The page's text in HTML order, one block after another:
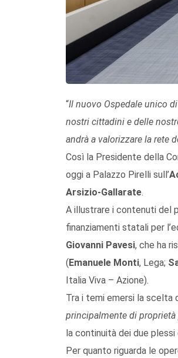
“Il nuovo Ospedale unico
nostri cittadini e delle
andrà a valorizzare la rete
Così la Presidente della
oggi a Palazzo Pirelli sull’
Arsizio-Gallarate.
A illustrare i contenuti del
finanziamenti statali per
Giovanni Pavesi, che ha
(Emanuele Monti, Lega;
Italia Viva – Azione).
Tra i temi emersi la scelta
principalmente di proprietà
la continuità dei due
Per quanto riguarda le